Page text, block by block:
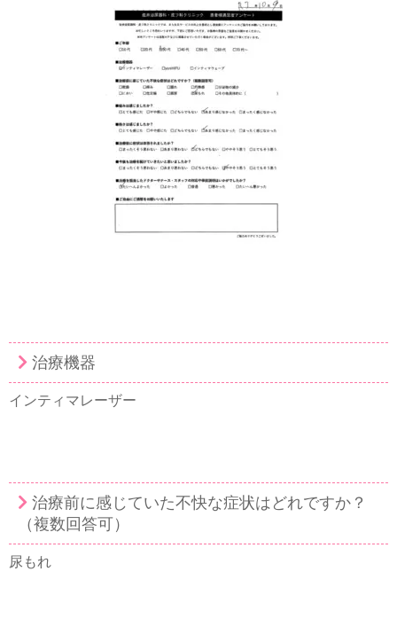
治療機器
インティマレーザー
治療前に感じていた不快な症状はどれですか？
（複数回答可）
尿もれ